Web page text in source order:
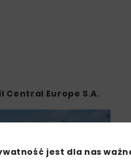
Europe S.A.
jest dla nas